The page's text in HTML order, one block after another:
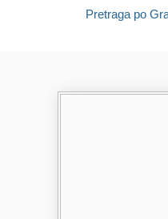
Pretraga po